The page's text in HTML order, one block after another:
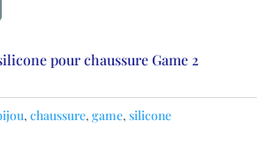
pour chaussure Game 2
, chaussure, game, silicone